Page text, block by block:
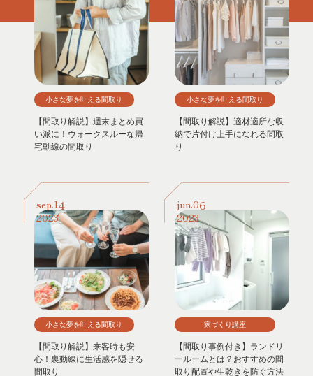
小さな夢を叶える間取り
【間取り解説】週末まとめ買
い派に！ウォークスルーな帰
宅動線の間取り
小さな夢を叶える間取り
【間取り解説】適材適所な収
納で片付け上手になれる間取
り
sep. 14
2023
小さな夢を叶える間取り
【間取り解説】来客時も安
心！裏動線に生活感を隠せる
間取り
jun. 06
2023
家づくり講座
【間取り事例付き】ランドリ
ールームとは？おすすめの間
取り配置や生乾きを防ぐ方法